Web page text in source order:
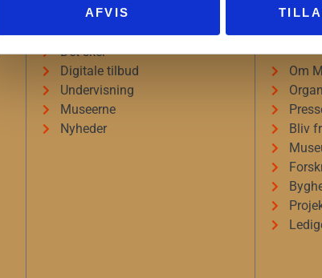
AFVIS
INFORMATION
Det sker
Digitale tilbud
Undervisning
Museerne
Nyheder
Om
Bliv